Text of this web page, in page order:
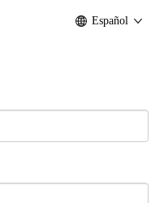
Español